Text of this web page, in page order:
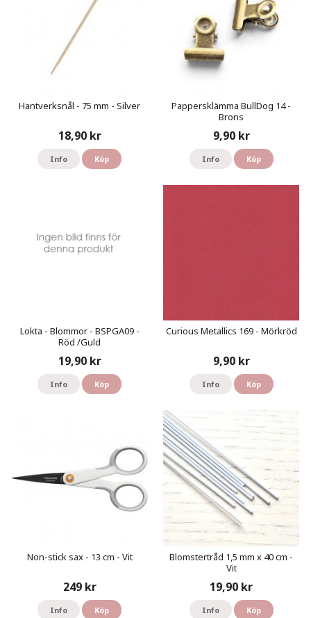
Hantverksnål - 75 mm - Silver
18,90 kr
Info Köp
Pappersklämma BullDog 14 -
Brons
9,90 kr
Info Köp
Lokta - Blommor - BSPGA09 -
Röd /Guld
19,90 kr
Info Köp
Curious Metallics 169 - Mörkröd
9,90 kr
Info Köp
Non-stick sax - 13 cm - Vit
249 kr
Info Köp
Blomstertråd 1,5 mm x 40 cm -
Vit
19,90 kr
Info Köp